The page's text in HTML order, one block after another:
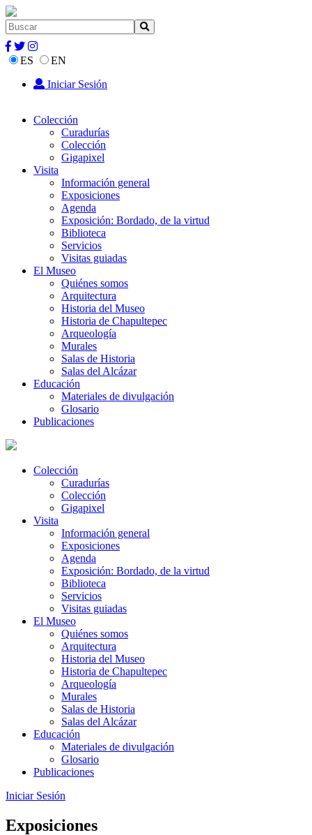
ES
EN
Iniciar Sesión
Colección
Curadurías
Colección
Gigapixel
Visita
Información general
Exposiciones
Agenda
Exposición: Bordado, de la virtud
Biblioteca
Servicios
Visitas guiadas
El Museo
Quiénes somos
Arquitectura
Historia del Museo
Historia de Chapultepec
Arqueología
Murales
Salas de Historia
Salas del Alcázar
Educación
Materiales de divulgación
Glosario
Publicaciones
Colección
Curadurías
Colección
Gigapixel
Visita
Información general
Exposiciones
Agenda
Exposición: Bordado, de la virtud
Biblioteca
Servicios
Visitas guiadas
El Museo
Quiénes somos
Arquitectura
Historia del Museo
Historia de Chapultepec
Arqueología
Murales
Salas de Historia
Salas del Alcázar
Educación
Materiales de divulgación
Glosario
Publicaciones
Iniciar Sesión
Exposiciones